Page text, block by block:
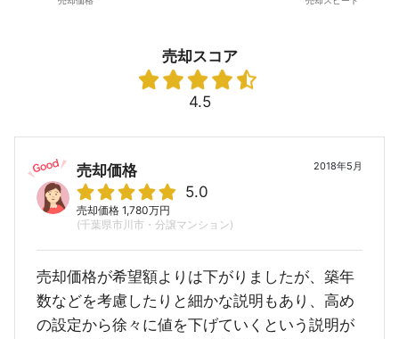
売却スコア
4.5
2018年5月
売却価格
5.0
売却価格 1,780万円
(千葉県市川市・分譲マンション)
売却価格が希望額よりは下がりましたが、築年
数などを考慮したりと細かな説明もあり、高め
の設定から徐々に値を下げていくという説明が